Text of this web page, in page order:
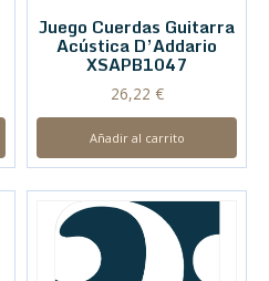
Juego Cuerdas Guitarra
Acústica D’Addario
XSAPB1047
26,22 €
Añadir al carrito